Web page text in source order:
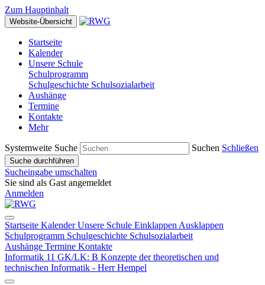
Zum Hauptinhalt
Website-Übersicht
Startseite
Kalender
Unsere Schule
Schulprogramm
Schulgeschichte Schulsozialarbeit
Aushänge
Termine
Kontakte
Mehr
Systemweite Suche Suchen Schließen
Suche durchführen
Sucheingabe umschalten
Sie sind als Gast angemeldet
Anmelden
Startseite KalenderUnsere Schule Einklappen Ausklappen
Schulprogramm Schulgeschichte Schulsozialarbeit
Aushänge Termine Kontakte
Informatik 11 GK/LK: B Konzepte der theoretischen und
technischen Informatik - Herr Hempel